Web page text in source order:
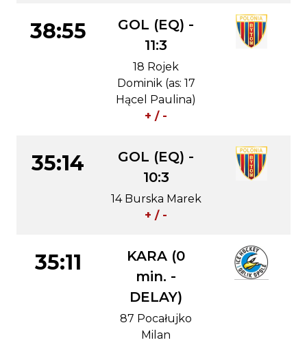
38:55
GOL (EQ) -
11:3
18 Rojek
Dominik (as: 17
Hącel Paulina)
+ / -
35:14
GOL (EQ) -
10:3
14 Burska Marek
+ / -
35:11
KARA (0
min. -
DELAY)
87 Pocałujko
Milan